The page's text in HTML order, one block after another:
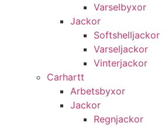
Varselbyxor
Jackor
Softshelljackor
Varseljackor
Vinterjackor
Carhartt
Arbetsbyxor
Jackor
Regnjackor